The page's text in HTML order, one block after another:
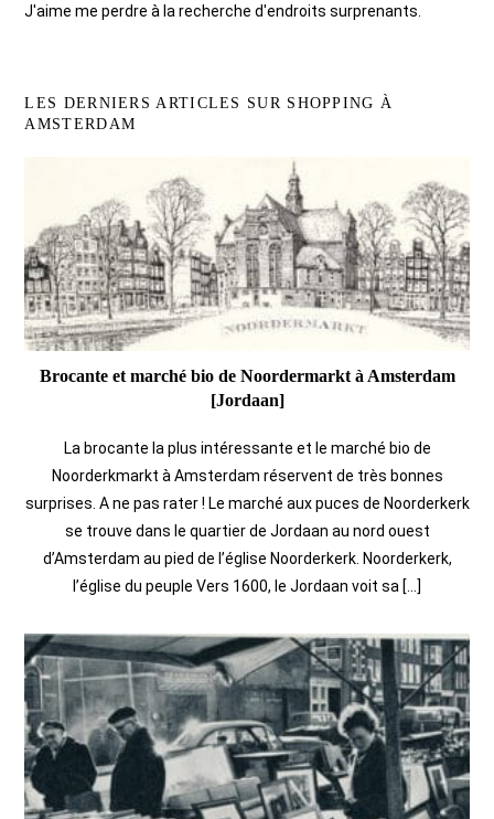
J'aime me perdre à la recherche d'endroits surprenants.
LES DERNIERS ARTICLES SUR SHOPPING À
AMSTERDAM
Brocante et marché bio de Noordermarkt à Amsterdam
[Jordaan]
La brocante la plus intéressante et le marché bio de
Noorderkmarkt à Amsterdam réservent de très bonnes
surprises. A ne pas rater ! Le marché aux puces de Noorderkerk
se trouve dans le quartier de Jordaan au nord ouest
d’Amsterdam au pied de l’église Noorderkerk. Noorderkerk,
l’église du peuple Vers 1600, le Jordaan voit sa […]